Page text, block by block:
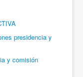
presidencia y
y comisión